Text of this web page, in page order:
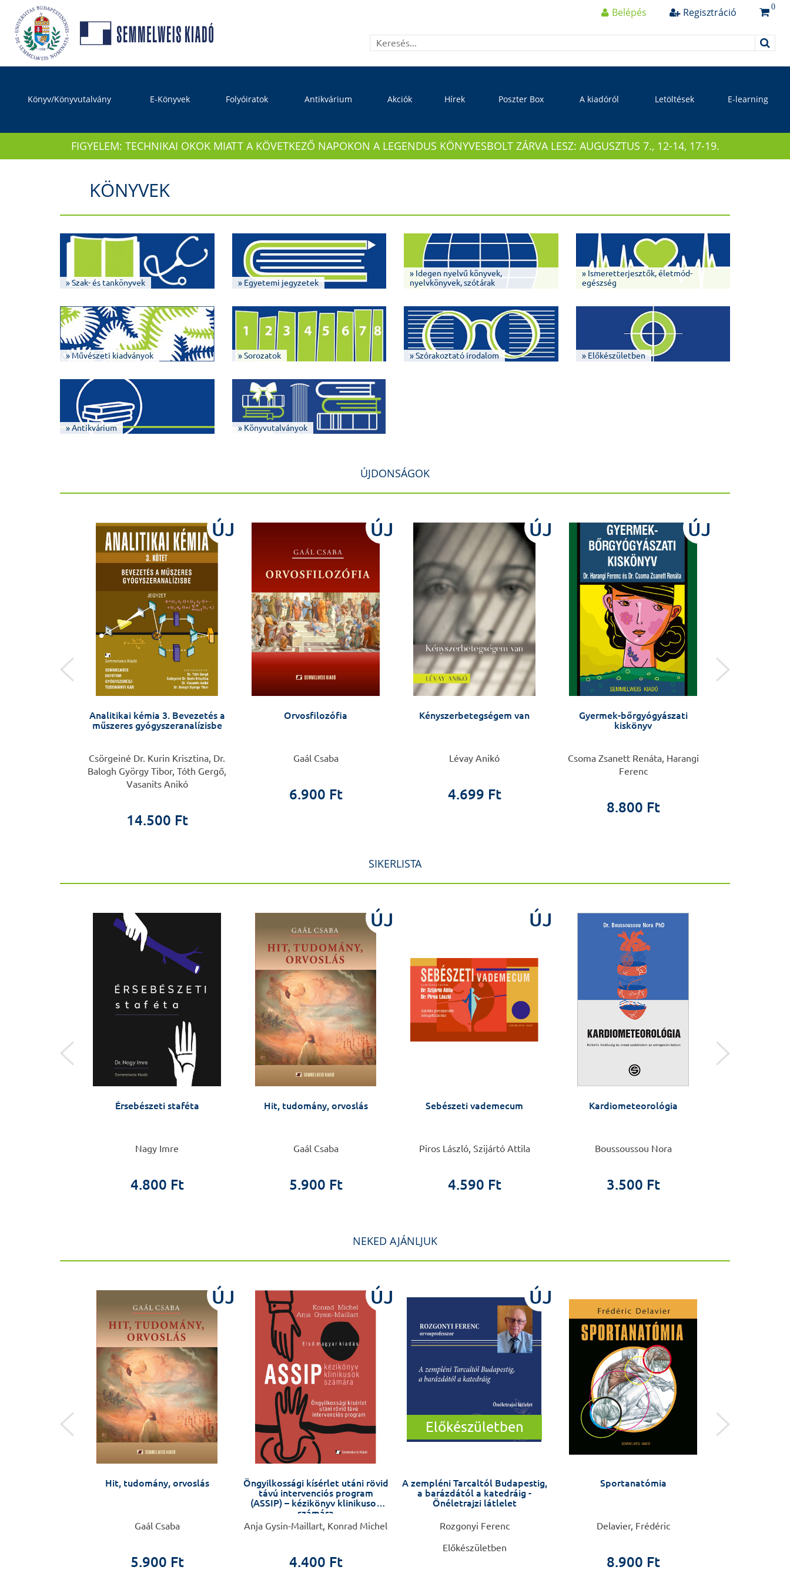
Belépés Regisztráció 0
Könyv/Könyvutalvány E-Könyvek Folyóiratok Antikvárium Akciók Hírek Poszter Box A kiadóról Letöltések E-learning
FIGYELEM: TECHNIKAI OKOK MIATT A KÖVETKEZŐ NAPOKON A LEGENDUS KÖNYVESBOLT ZÁRVA LESZ: AUGUSZTUS 7., 12-14, 17-19.
KÖNYVEK
» Szak- és tankönyvek » Egyetemi jegyzetek
» Idegen nyelvű könyvek,
nyelvkönyvek, szótárak
» Ismeretterjesztők, életmód-
egészség
» Művészeti kiadványok » Sorozatok » Szórakoztató irodalom » Előkészületben
» Antikvárium » Könyvutalványok
ÚJDONSÁGOK
ÚJ
Analitikai kémia 3. Bevezetés a
műszeres gyógyszeranalízisbe
Csörgeiné Dr. Kurin Krisztina, Dr.
Balogh György Tibor, Tóth Gergő,
Vasanits Anikó
14.500 Ft
ÚJ
Orvosfilozófia
Gaál Csaba
6.900 Ft
ÚJ
Kényszerbetegségem van
Lévay Anikó
4.699 Ft
ÚJ
Gyermek-bőrgyógyászati
kiskönyv
Csoma Zsanett Renáta, Harangi
Ferenc
8.800 Ft
SIKERLISTA
Érsebészeti staféta
Nagy Imre
4.800 Ft
ÚJ
Hit, tudomány, orvoslás
Gaál Csaba
5.900 Ft
ÚJ
Sebészeti vademecum
Piros László, Szijártó Attila
4.590 Ft
Kardiometeorológia
Boussoussou Nora
3.500 Ft
NEKED AJÁNLJUK
ÚJ
Hit, tudomány, orvoslás
Gaál Csaba
5.900 Ft
ÚJ
Öngyilkossági kísérlet utáni rövid
távú intervenciós program
(ASSIP) – kézikönyv klinikusok
számára
Anja Gysin-Maillart, Konrad Michel
4.400 Ft
ÚJ
Előkészületben
A zempléni Tarcaltól Budapestig,
a barázdától a katedráig -
Önéletrajzi látlelet
Rozgonyi Ferenc
Előkészületben
Sportanatómia
Delavier, Frédéric
8.900 Ft